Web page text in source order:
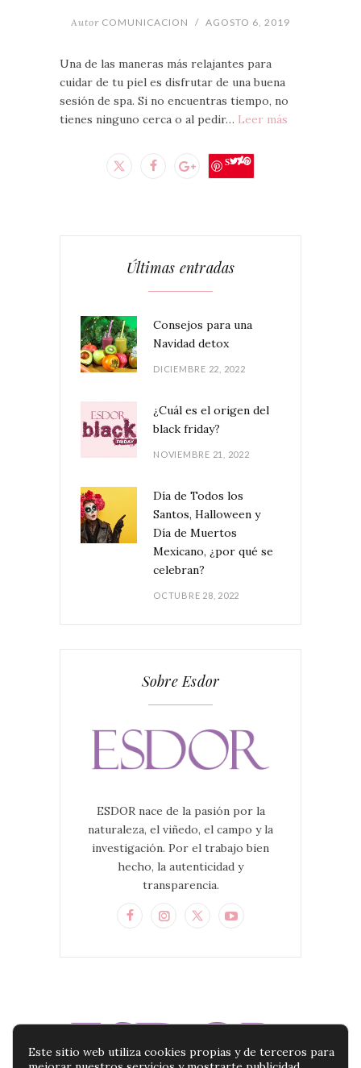
Autor COMUNICACION / AGOSTO 6, 2019
Una de las maneras más relajantes para
cuidar de tu piel es disfrutar de una buena
sesión de spa. Si no encuentras tiempo, no
tienes ninguno cerca o al pedir… Leer más
Save
Últimas entradas
Consejos para una
Navidad detox
DICIEMBRE 22, 2022
¿Cuál es el origen del
black friday?
NOVIEMBRE 21, 2022
Día de Todos los
Santos, Halloween y
Día de Muertos
Mexicano, ¿por qué se
celebran?
OCTUBRE 28, 2022
Sobre Esdor
ESDOR nace de la pasión por la
naturaleza, el viñedo, el campo y la
investigación. Por el trabajo bien
hecho, la autenticidad y
transparencia.
Este sitio web utiliza cookies propias y de terceros para